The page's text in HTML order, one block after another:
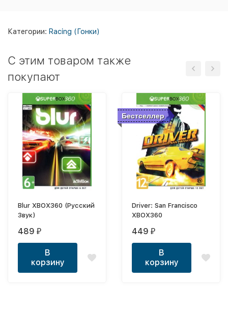
Категории: Racing (Гонки)
C этим товаром также
покупают
Blur XBOX360 (Русский
Звук)
489 ₽
В
корзину
Бестселлер
Driver: San Francisco
XBOX360
449 ₽
В
корзину